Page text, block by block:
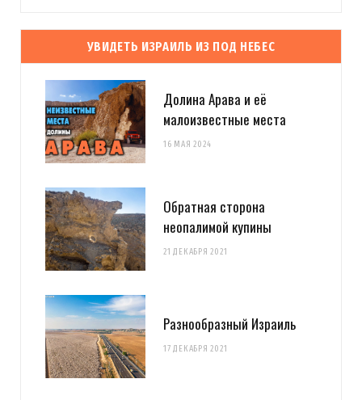
УВИДЕТЬ ИЗРАИЛЬ ИЗ ПОД НЕБЕС
Долина Арава и её
малоизвестные места
16 МАЯ 2024
Обратная сторона
неопалимой купины
21 ДЕКАБРЯ 2021
Разнообразный Израиль
17 ДЕКАБРЯ 2021